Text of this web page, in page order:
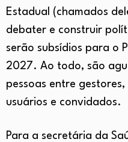
Estadual (chamados
debater e construir
serão subsídios para o
2027. Ao todo, são
pessoas entre
usuários e convidados.
Para a secretária da